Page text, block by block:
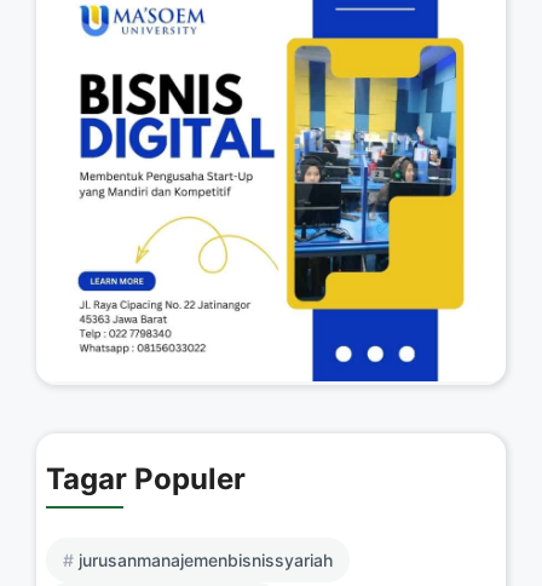
Tagar Populer
jurusanmanajemenbisnissyariah